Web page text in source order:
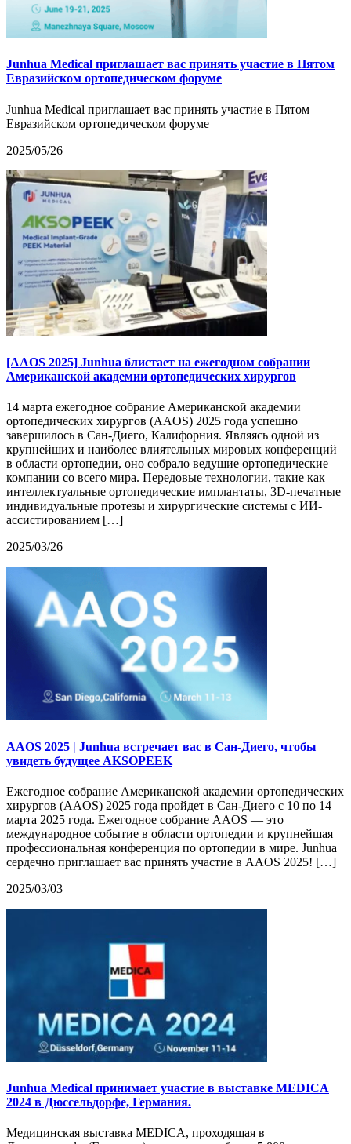
Junhua Medical приглашает вас принять участие в Пятом
Евразийском ортопедическом форуме
Junhua Medical приглашает вас принять участие в Пятом
Евразийском ортопедическом форуме
2025/05/26
[AAOS 2025] Junhua блистает на ежегодном собрании
Американской академии ортопедических хирургов
14 марта ежегодное собрание Американской академии
ортопедических хирургов (AAOS) 2025 года успешно
завершилось в Сан-Диего, Калифорния. Являясь одной из
крупнейших и наиболее влиятельных мировых конференций
в области ортопедии, оно собрало ведущие ортопедические
компании со всего мира. Передовые технологии, такие как
интеллектуальные ортопедические имплантаты, 3D-печатные
индивидуальные протезы и хирургические системы с ИИ-
ассистированием […]
2025/03/26
AAOS 2025 | Junhua встречает вас в Сан-Диего, чтобы
увидеть будущее AKSOPEEK
Ежегодное собрание Американской академии ортопедических
хирургов (AAOS) 2025 года пройдет в Сан-Диего с 10 по 14
марта 2025 года. Ежегодное собрание AAOS — это
международное событие в области ортопедии и крупнейшая
профессиональная конференция по ортопедии в мире. Junhua
сердечно приглашает вас принять участие в AAOS 2025! […]
2025/03/03
Junhua Medical принимает участие в выставке MEDICA
2024 в Дюссельдорфе, Германия.
Медицинская выставка MEDICA, проходящая в